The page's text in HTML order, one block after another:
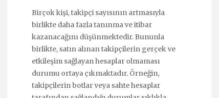
Birçok kişi, takipçi sayısının artmasıyla
birlikte daha fazla tanınma ve itibar
kazanacağını düşünmektedir. Bununla
birlikte, satın alınan takipçilerin gerçek ve
etkileşim sağlayan hesaplar olmaması
durumu ortaya çıkmaktadır. Örneğin,
takipçilerin botlar veya sahte hesaplar